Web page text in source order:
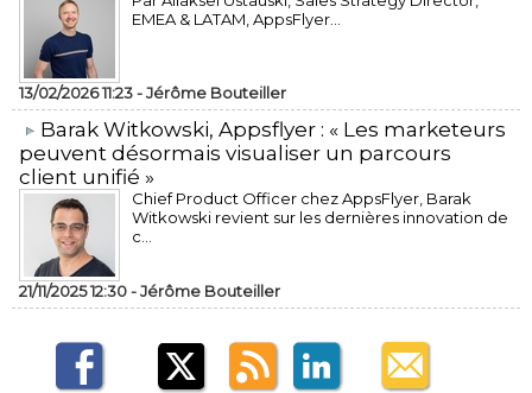
EMEA & LATAM, AppsFlyer...
13/02/2026 11:23 -Jérôme Bouteiller
​Barak Witkowski, Appsflyer : « Les marketeurs
peuvent désormais visualiser un parcours
client unifié »
Chief Product Officer chez AppsFlyer, ​Barak
Witkowski revient sur les dernières innovation de
c...
21/11/2025 12:30 -Jérôme Bouteiller